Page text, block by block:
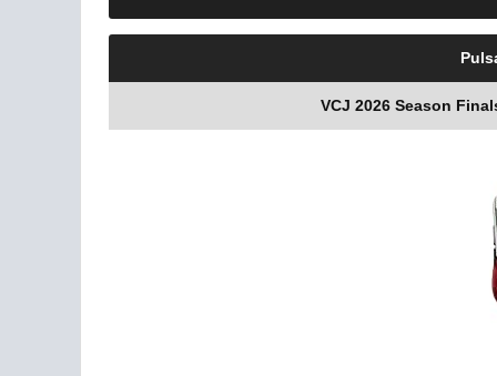
VCJ 2026 Season